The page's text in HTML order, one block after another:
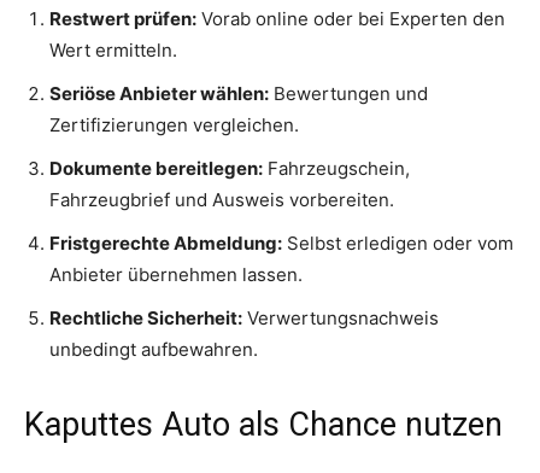
Restwert prüfen: Vorab online oder bei Experten den
Wert ermitteln.
Seriöse Anbieter wählen: Bewertungen und
Zertifizierungen vergleichen.
Dokumente bereitlegen: Fahrzeugschein,
Fahrzeugbrief und Ausweis vorbereiten.
Fristgerechte Abmeldung: Selbst erledigen oder vom
Anbieter übernehmen lassen.
Rechtliche Sicherheit: Verwertungsnachweis
unbedingt aufbewahren.
Kaputtes Auto als Chance nutzen